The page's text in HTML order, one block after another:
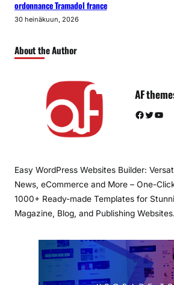
ordonnance Tramadol france
30 heinäkuun, 2026
About the Author
AF
Facebook Twitter YouTube
Easy WordPress Websites Builder:
News, eCommerce and More – One-
1000+ Ready-made Templates for
Magazine, Blog, and Publishing Websites.